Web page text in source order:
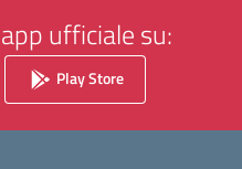
ufficiale su:
Play Store